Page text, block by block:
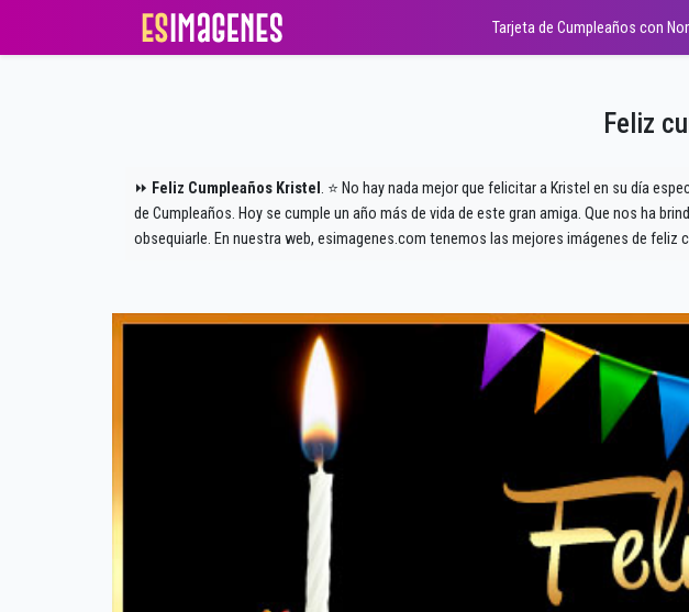
Tarjeta de Cumpleaños con
Feliz
⏩ Feliz Cumpleaños Kristel . ⭐ No hay nada mejor que felicitar a Kristel en su día
de Cumpleaños. Hoy se cumple un año más de vida de este gran amiga. Que nos ha
obsequiarle. En nuestra web, esimagenes.com tenemos las mejores imágenes de feliz